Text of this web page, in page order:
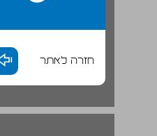
חזרה לאתר